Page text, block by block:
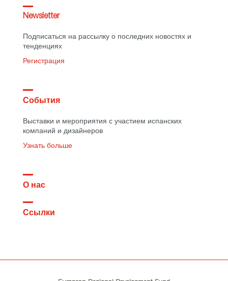
Newsletter
Подписаться на рассылку о последних новостях и
тенденциях
Регистрация
События
Выставки и мероприятия с участием испанских
компаний и дизайнеров
Узнать больше
О нас
Ссылки